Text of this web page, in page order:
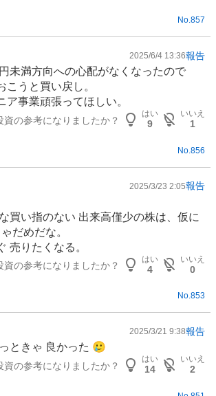
No.857
2025/6/4 13:36報告
未満方向への心配がなくなったので
こうと買い戻し。
ア事業頑張ってほしい。
資の参考になりましたか？
はい
9
いいえ
1
No. 856
2025/3/23 2:05報告
買い指のない 出来高僅少の株は、仮に
だめだな。
売りたくなる。
資の参考になりましたか？
はい
4
いいえ
0
No.853
2025/3/21 9:38報告
ときゃ 良かった 🥲
資の参考になりましたか？
はい
14
いいえ
2